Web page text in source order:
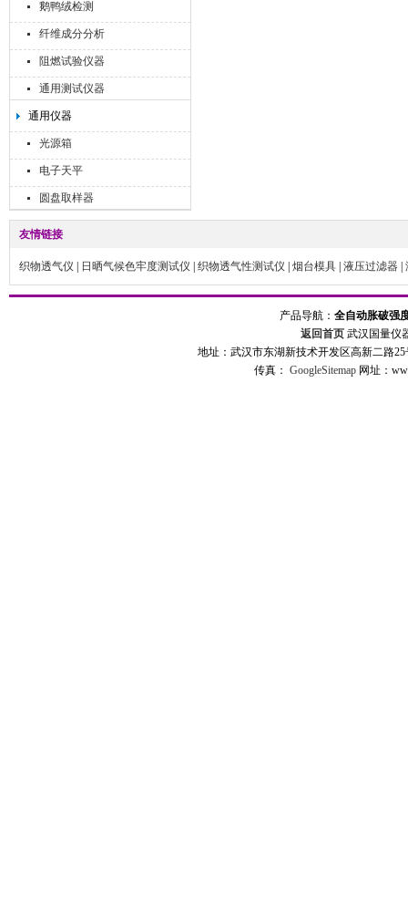
鹅鸭绒检测
纤维成分分析
阻燃试验仪器
通用测试仪器
通用仪器
光源箱
电子天平
圆盘取样器
友情链接
织物透气仪 日晒气候色牢度测试仪 织物透气性测试仪 烟台模具 液压过滤器
产品导航： 全自动胀破强
返回首页武汉国量仪
地址：武汉市东湖新技术开发区高新二路
传真： GoogleSitemap 网址：